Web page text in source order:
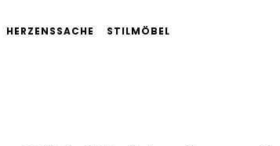
HERZENSSACHE STILMÖBEL